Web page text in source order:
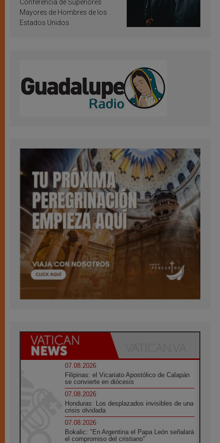
Conferencia de Superiores
Mayores de Hombres de los
Estados Unidos
07.08.2026
Filipinas: el Vicariato Apostólico de Calapán
se convierte en diócesis
07.08.2026
Honduras: Los desplazados invisibles de una
crisis olvidada
07.08.2026
Bokalic: "En Argentina el Papa León señalará
el compromiso del cristiano"